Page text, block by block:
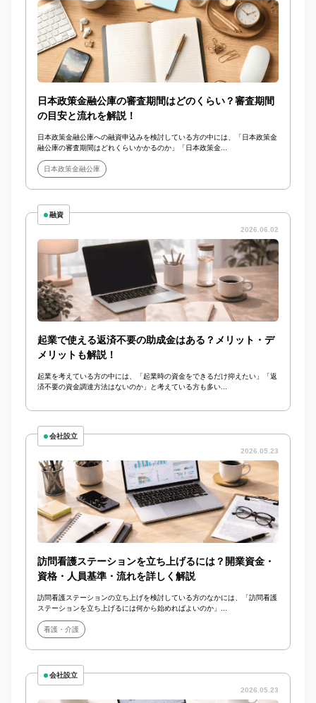
日本政策金融公庫の審査期間はどのくらい？審査期間
の目安と流れを解説！
日本政策金融公庫への融資申込みを検討している方の中には、「日本政策金
融公庫の審査期間はどれくらいかかるのか」「日本政策金...
日本政策金融公庫
融資
2026.06.02
起業で使える返済不要の助成金はある？メリット・デ
メリットも解説！
起業を考えている方の中には、「起業時の資金をできるだけ抑えたい」「返
済不要の資金調達方法はないのか」と考えている方も多い...
会社設立
2026.05.23
訪問看護ステーションを立ち上げるには？開業資金・
資格・人員基準・流れを詳しく解説
訪問看護ステーションの立ち上げを検討している方のなかには、「訪問看護
ステーションを立ち上げるには何から始めればよいのか」...
看護・介護
会社設立
2026.05.23